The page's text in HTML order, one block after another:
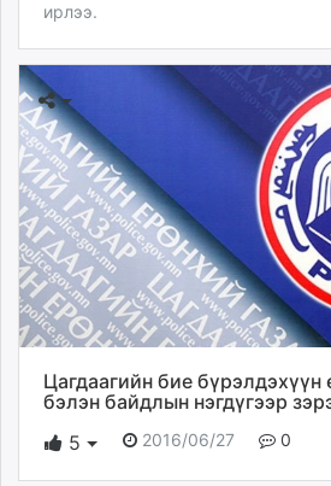
ирлээ.
Цагдаагийн бие
бэлэн байдлын нэгдүгээр
5
2016/06/27 0